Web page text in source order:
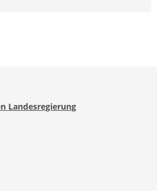
Landesregierung